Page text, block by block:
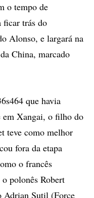
o tempo de
ficar trás do
Alonso, e largará na
China, marcado
que havia
Xangai, o filho do
teve como melhor
fora da etapa
o francês
polonês Robert
Adrian Sutil (Force